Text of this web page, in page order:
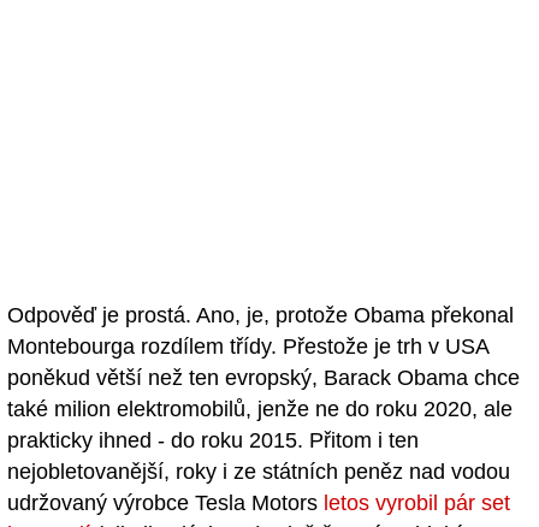
Odpověď je prostá. Ano, je, protože Obama překonal
Montebourga rozdílem třídy. Přestože je trh v USA
poněkud větší než ten evropský, Barack Obama chce
také milion elektromobilů, jenže ne do roku 2020, ale
prakticky ihned - do roku 2015. Přitom i ten
nejobletovanější, roky i ze státních peněz nad vodou
udržovaný výrobce Tesla Motors letos vyrobil pár set